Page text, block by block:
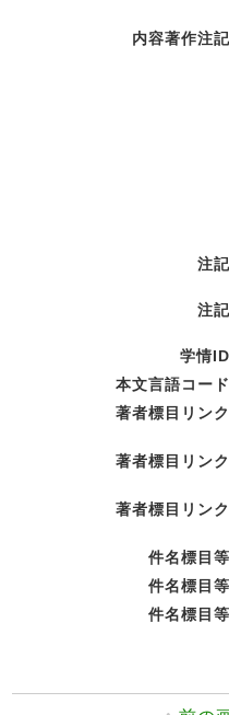
内容著作注記
注記
注記
学情ID
本文言語コード
著者標目リンク
著者標目リンク
著者標目リンク
件名標目等
件名標目等
件名標目等